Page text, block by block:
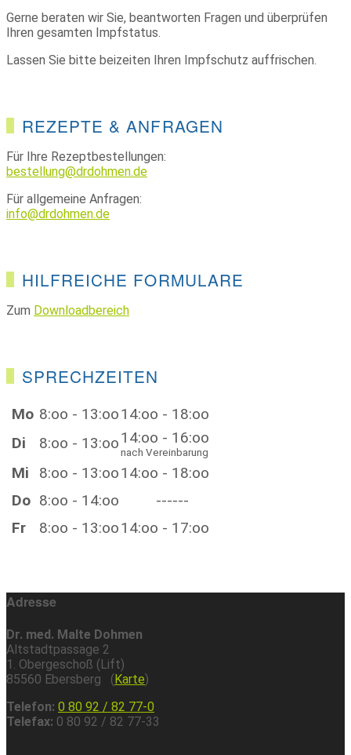
Gerne beraten wir Sie, beantworten Fragen und überprüfen
Ihren gesamten Impfstatus.
Lassen Sie bitte beizeiten Ihren Impfschutz auffrischen.
REZEPTE & ANFRAGEN
Für Ihre Rezeptbestellungen:
bestellung@drdohmen.de
Für allgemeine Anfragen:
info@drdohmen.de
HILFREICHE FORMULARE
Zum Downloadbereich
SPRECHZEITEN
Mo 8:oo - 13:oo14:oo - 18:oo
Di
8:oo - 13:oo14:oo - 16:oo
nach Vereinbarung
Mi 8:oo - 13:oo14:oo - 18:oo
Do 8:oo - 14:oo
------
Fr
8:oo - 13:oo14:oo - 17:oo
Adresse
Dr. med. Malte Dohmen
Altstadtpassage 2
1. Obergeschoß (Lift)
85560 Ebersberg ( Karte)
Telefon: 0 80 92 / 82 77-0
Telefax: 0 80 92 / 82 77-33